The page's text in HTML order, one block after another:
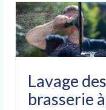
Lavage
brasserie